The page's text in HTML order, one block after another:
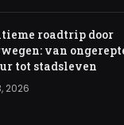
roadtrip door
van
tot stadsleven
2026